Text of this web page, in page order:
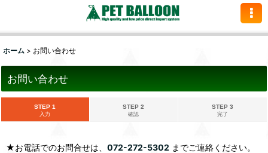
ホーム > お問い合わせ
お問い合わせ
STEP 1
入力
STEP 2
確認
STEP 3
完了
★お電話でのお問合せは、 072-272-5302 までご連絡ください。